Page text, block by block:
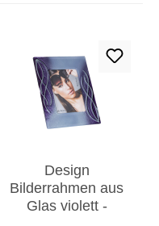
Design
Bilderrahmen aus
Glas violett -